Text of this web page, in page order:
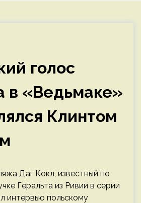
голос
в «Ведьмаке»
Клинтом
Даг Кокл, известный по
Геральта из Ривии в серии
интервью польскому